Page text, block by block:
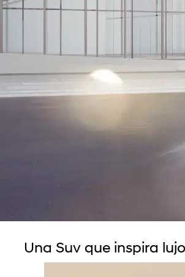
Una Suv que inspira